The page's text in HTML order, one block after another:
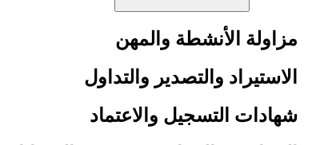
مزاولة الأنشطة والمهن
الاستيراد والتصدير والتداول
شهادات التسجيل والاعتماد